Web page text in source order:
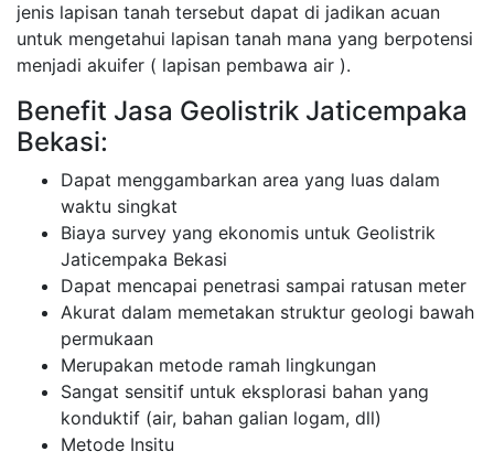
jenis lapisan tanah tersebut dapat di jadikan acuan
untuk mengetahui lapisan tanah mana yang berpotensi
menjadi akuifer ( lapisan pembawa air ).
Benefit Jasa Geolistrik Jaticempaka
Bekasi:
Dapat menggambarkan area yang luas dalam
waktu singkat
Biaya survey yang ekonomis untuk Geolistrik
Jaticempaka Bekasi
Dapat mencapai penetrasi sampai ratusan meter
Akurat dalam memetakan struktur geologi bawah
permukaan
Merupakan metode ramah lingkungan
Sangat sensitif untuk eksplorasi bahan yang
konduktif (air, bahan galian logam, dll)
Metode Insitu